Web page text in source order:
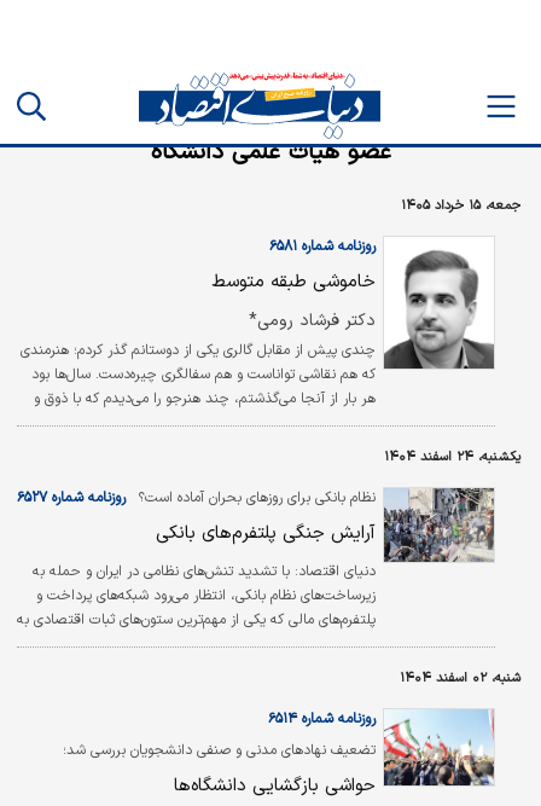
عضو هیات علمی دانشگاه
جمعه، ۱۵ خرداد ۱۴۰۵
روزنامه شماره ۶۵۸۱
خاموشی طبقه متوسط
دکتر فرشاد رومی*
چندی پیش از مقابل گالری یکی از دوستانم گذر ‌کردم؛ هنرمندی
که هم نقاشی تواناست و هم سفالگری چیره‌دست. سال‌ها بود
هر بار از آنجا می‌گذشتم، چند هنرجو را می‌دیدم که با ذوق و
شوق قلم‌مو در دست داشتند یا مشغول جان بخشیدن به
یکشنبه، ۲۴ اسفند ۱۴۰۴
نظام بانکی برای روزهای بحران آماده است؟ روزنامه شماره ۶۵۲۷
آرایش جنگی پلتفرم‌های بانکی
دنیای اقتصاد: با تشدید تنش‌های نظامی در ایران و حمله به
زیرساخت‌های نظام بانکی، انتظار می‌رود شبکه‌های پرداخت و
پلتفرم‌های مالی که یکی از مهم‌ترین ستون‌های ثبات اقتصادی به
شمار می‌روند با ایجاد زیرساخت‌های مناسب، تاب‌آوری لازم را در
شنبه، ۰۲ اسفند ۱۴۰۴
تضعیف نهادهای مدنی و صنفی دانشجویان بررسی شد؛
روزنامه شماره ۶۵۱۴
حواشی بازگشایی دانشگاه‌ها